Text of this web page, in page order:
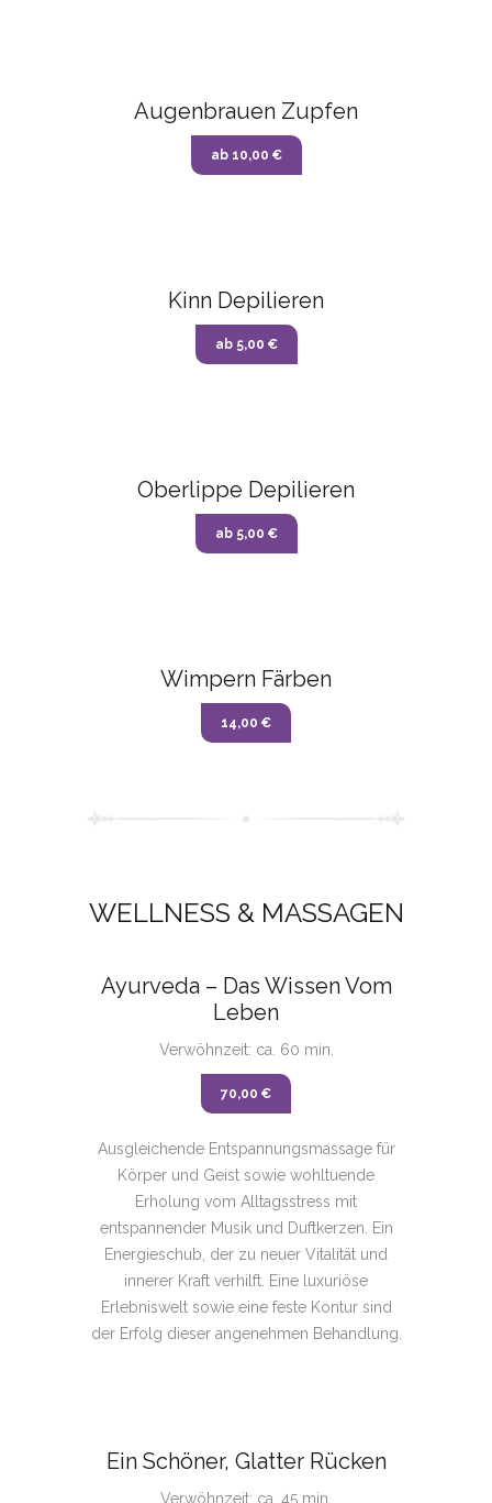
Augenbrauen Zupfen
ab 10,00 €
Kinn Depilieren
ab 5,00 €
Oberlippe Depilieren
ab 5,00 €
Wimpern Färben
14,00 €
WELLNESS & MASSAGEN
Ayurveda – Das Wissen Vom
Leben
Verwöhnzeit: ca. 60 min.
70,00 €
Ausgleichende Entspannungsmassage für
Körper und Geist sowie wohltuende
Erholung vom Alltagsstress mit
entspannender Musik und Duftkerzen. Ein
Energieschub, der zu neuer Vitalität und
innerer Kraft verhilft. Eine luxuriöse
Erlebniswelt sowie eine feste Kontur sind
der Erfolg dieser angenehmen Behandlung.
Ein Schöner, Glatter Rücken
Verwöhnzeit: ca. 45 min.